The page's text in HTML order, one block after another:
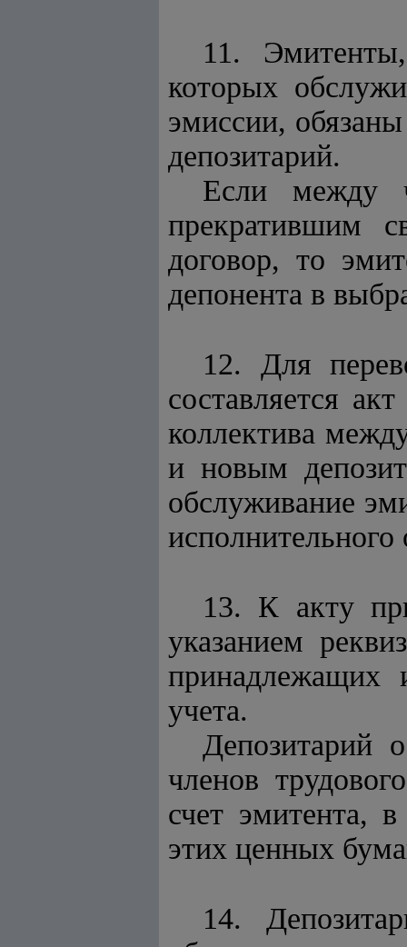
11.
которых
эмиссии,
депозитарий.
Если между
прекратившим
договор, то
депонента в
12. Для
составляется
коллектива
и новым
обслуживание
исполнительного
13. К акту
указанием
принадлежащих
учета.
Депозитарий
членов
счет эмитента,
этих ценных
14.